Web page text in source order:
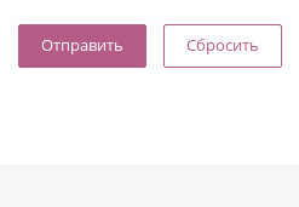
Сбросить